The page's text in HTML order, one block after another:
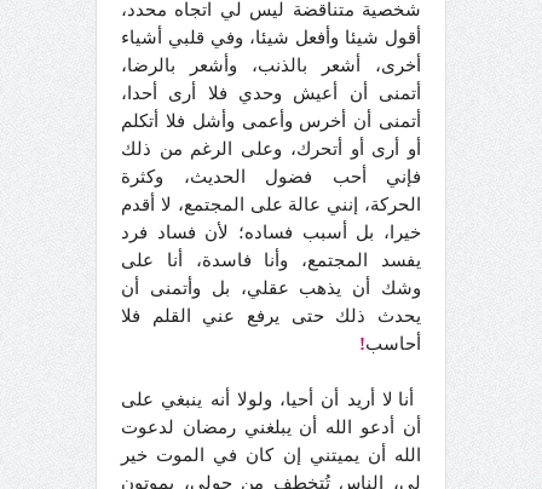
شخصية متناقضة ليس لي اتجاه محدد،
أقول شيئا وأفعل شيئا، وفي قلبي أشياء
أخرى، أشعر بالذنب، وأشعر بالرضا،
أتمنى أن أعيش وحدي فلا أرى أحدا،
أتمنى أن أخرس وأعمى وأشل فلا أتكلم
أو أرى أو أتحرك، وعلى الرغم من ذلك
فإني أحب فضول الحديث، وكثرة
الحركة، إنني عالة على المجتمع، لا أقدم
خيرا، بل أسبب فساده؛ لأن فساد فرد
يفسد المجتمع، وأنا فاسدة، أنا على
وشك أن يذهب عقلي، بل وأتمنى أن
يحدث ذلك حتى يرفع عني القلم فلا
أحاسب!
أنا لا أريد أن أحيا، ولولا أنه ينبغي على
أن أدعو الله أن يبلغني رمضان لدعوت
الله أن يميتني إن كان في الموت خير
لي، الناس تُتخطف من حولي، يموتون